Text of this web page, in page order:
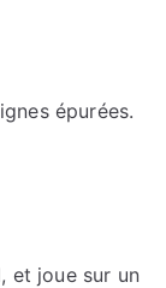
épurées.
et joue sur un